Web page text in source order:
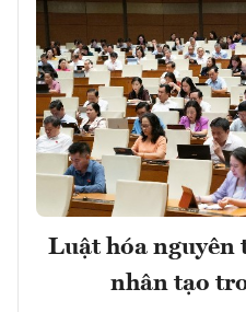
Luật hóa
nhân tạo